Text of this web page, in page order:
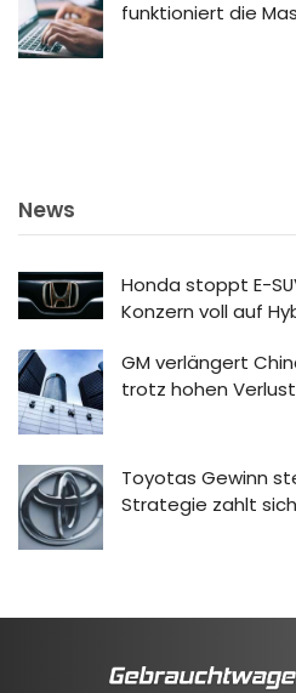
funktioniert die
News
Honda stoppt E-
Konzern voll auf
GM verlängert
trotz hohen
Toyotas Gewinn
Strategie zahlt